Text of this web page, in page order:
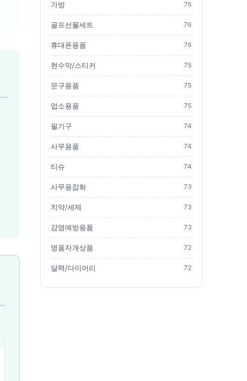
가방 76
골프선물세트 76
휴대폰용품 76
현수막/스티커 75
문구용품 75
업소용품 75
필기구 74
사무용품 74
티슈 74
사무용잡화 73
치약/세제 73
감염예방용품 73
명품자개상품 72
달력/다이어리 72